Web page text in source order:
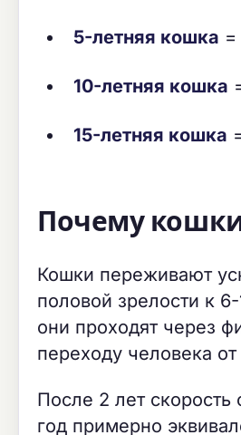
5-летняя кошка
10-летняя кошка
15-летняя кошка
Почему кошки
Кошки переживают
половой зрелости к
они проходят через
переходу человека
После 2 лет
год примерно